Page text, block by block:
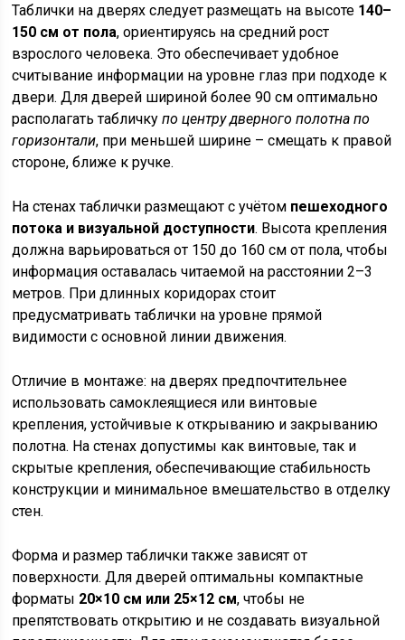
Таблички на дверях следует размещать на высоте 140–
150 см от пола, ориентируясь на средний рост
взрослого человека. Это обеспечивает удобное
считывание информации на уровне глаз при подходе к
двери. Для дверей шириной более 90 см оптимально
располагать табличкупо центру дверного полотна по
горизонтали, при меньшей ширине – смещать к правой
стороне, ближе к ручке.
На стенах таблички размещают с учётом пешеходного
потока и визуальной доступности. Высота крепления
должна варьироваться от 150 до 160 см от пола, чтобы
информация оставалась читаемой на расстоянии 2–3
метров. При длинных коридорах стоит
предусматривать таблички на уровне прямой
видимости с основной линии движения.
Отличие в монтаже: на дверях предпочтительнее
использовать самоклеящиеся или винтовые
крепления, устойчивые к открыванию и закрыванию
полотна. На стенах допустимы как винтовые, так и
скрытые крепления, обеспечивающие стабильность
конструкции и минимальное вмешательство в отделку
стен.
Форма и размер таблички также зависят от
поверхности. Для дверей оптимальны компактные
форматы 20×10 см или 25×12 см, чтобы не
препятствовать открытию и не создавать визуальной